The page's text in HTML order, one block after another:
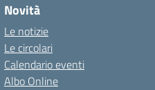
Novità
Le notizie
Le circolari
Calendario eventi
Albo Online